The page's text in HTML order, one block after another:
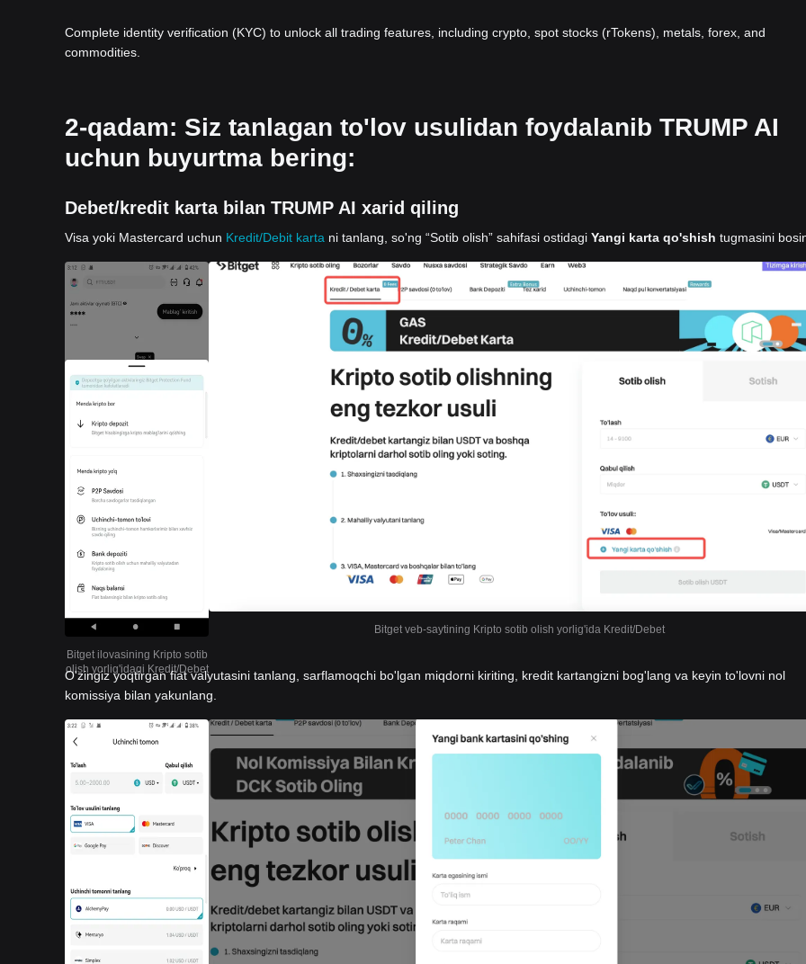
Complete identity verification (KYC) to unlock all trading features, including crypto, spot stocks (rTokens), metals, forex, and
commodities.
2-qadam: Siz tanlagan to'lov usulidan foydalanib TRUMP AI
uchun buyurtma bering:
Debet/kredit karta bilan TRUMP AI xarid qiling
Visa yoki Mastercard uchun Kredit/Debit karta ni tanlang, so'ng “Sotib olish” sahifasi ostidagi Yangi karta qo'shish tugmasini
Bitget ilovasining Kripto sotib
olish yorlig'idagi Kredit/Debet
Bitget veb-saytining Kripto sotib olish yorlig'ida Kredit/Debet
O'zingiz yoqtirgan fiat valyutasini tanlang, sarflamoqchi bo'lgan miqdorni kiriting, kredit kartangizni bog'lang va keyin to'lovni nol
komissiya bilan yakunlang.